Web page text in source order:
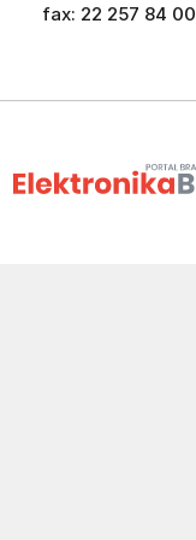
fax: 22 257 84 00